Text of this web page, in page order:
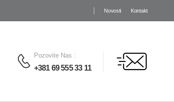
Novosti Kontakt
Pozovite Nas :
+381 69 555 33 11